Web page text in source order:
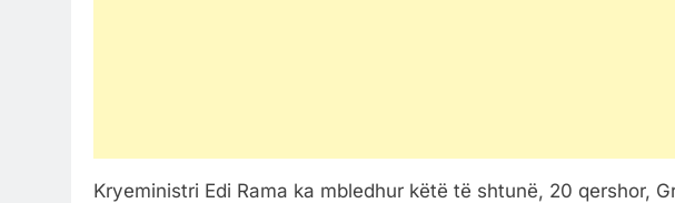
Kryeministri Edi Rama ka mbledhur këtë të shtunë, 20 qershor,